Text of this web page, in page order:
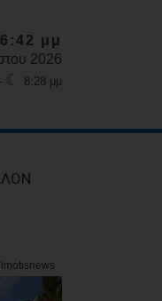
μμ
2026
☾ 8:28 μμ